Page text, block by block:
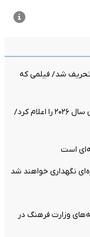
شد/ فیلمی که
جشنواره جهانی معماری فهرست نهایی نامزدهای سال ۲۰۲۶ را اعلام کرد/
است
نگهداری خواهند شد
وزارت فرهنگ در